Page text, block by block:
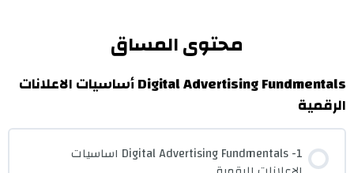
محتوى المساق
Digital Advertising Fundmentals أساسيات الاعلانات
الرقمية
1- Digital Advertising Fundmentals اساسيات